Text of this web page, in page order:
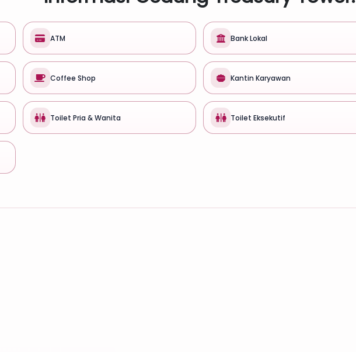
ATM Bank Lokal
Coffee Shop Kantin Karyawan
Toilet Pria & Wanita Toilet Eksekutif